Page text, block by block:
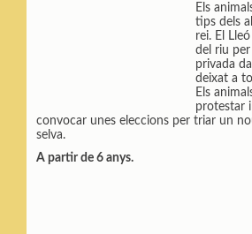
Els
tips dels
rei. El
del riu
privada
deixat a
Els
protestar
convocar unes eleccions per triar un
selva.
A partir de 6 anys.